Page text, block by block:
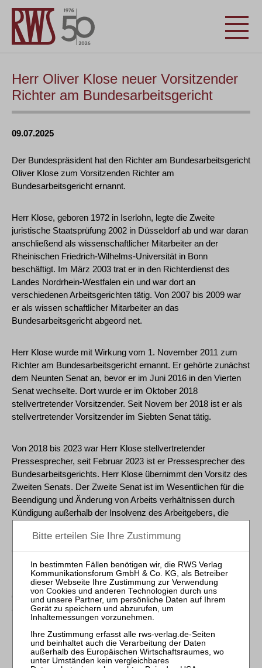
Herr Oliver Klose neuer Vorsitzender
Richter am Bundesarbeitsgericht
09.07.2025
Der Bundespräsident hat den Richter am Bundesarbeitsgericht
Oliver Klose zum Vorsitzenden Richter am
Bundesarbeitsgericht ernannt.
Herr Klose, geboren 1972 in Iserlohn, legte die Zweite
juristische Staatsprüfung 2002 in Düsseldorf ab und war daran
anschließend als wissenschaftlicher Mitarbeiter an der
Rheinischen Friedrich-Wilhelms-Universität in Bonn
beschäftigt. Im März 2003 trat er in den Richterdienst des
Landes Nordrhein-Westfalen ein und war dort an
verschiedenen Arbeitsgerichten tätig. Von 2007 bis 2009 war
er als wissen schaftlicher Mitarbeiter an das
Bundesarbeitsgericht abgeord net.
Herr Klose wurde mit Wirkung vom 1. November 2011 zum
Richter am Bundesarbeitsgericht ernannt. Er gehörte zunächst
dem Neunten Senat an, bevor er im Juni 2016 in den Vierten
Senat wechselte. Dort wurde er im Oktober 2018
stellvertretender Vorsitzender. Seit Novem ber 2018 ist er als
stellvertretender Vorsitzender im Siebten Senat tätig.
Von 2018 bis 2023 war Herr Klose stellvertretender
Pressesprecher, seit Februar 2023 ist er Pressesprecher des
Bundesarbeitsgerichts. Herr Klose übernimmt den Vorsitz des
Zweiten Senats. Der Zweite Senat ist im Wesentlichen für die
Beendigung und Änderung von Arbeits verhältnissen durch
Kündigung außerhalb der Insolvenz des Arbeitgebers, die
und die Auflösung des Arbeitsverhältnisses durch Urteil des
Gerichts zuständig.
Die Ernennungsurkunde wurde heute durch die Präsidentin
des Bundesarbeitsgerichts Inken Gallner in Erfurt
ausgehändigt.
Erfurt, 8. Juli 2025